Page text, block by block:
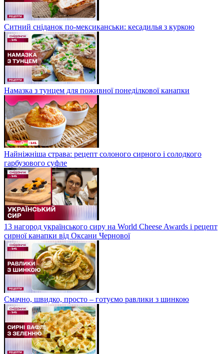
Ситний сніданок по-мексиканськи: кесадилья з куркою
Намазка з тунцем для поживної понеділкової канапки
Найніжніша страва: рецепт солоного сирного і солодкого
гарбузового суфле
13 нагород українського сиру на World Cheese Awards і рецепт
сирної канапки від Оксани Чернової
Смачно, швидко, просто – готуємо равлики з шинкою